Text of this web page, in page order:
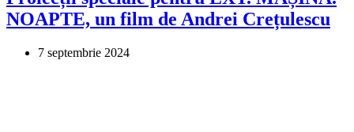
NOAPTE, un film de Andrei Crețulescu
7 septembrie 2024